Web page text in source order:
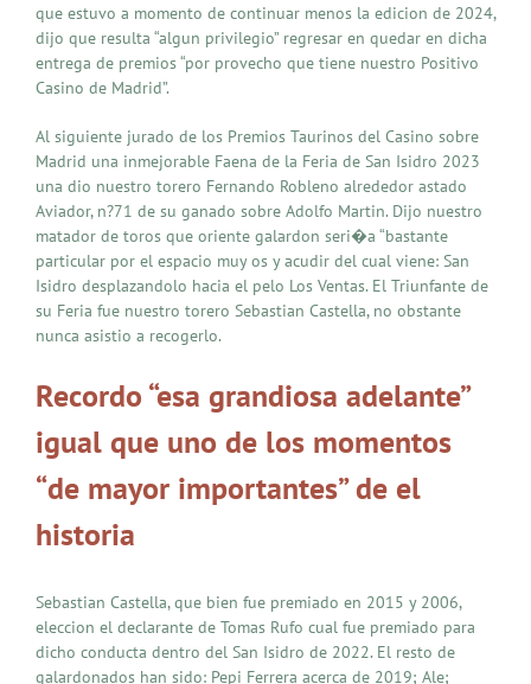
que estuvo a momento de continuar menos la edicion de 2024,
dijo que resulta “algun privilegio” regresar en quedar en dicha
entrega de premios “por provecho que tiene nuestro Positivo
Casino de Madrid”.
Al siguiente jurado de los Premios Taurinos del Casino sobre
Madrid una inmejorable Faena de la Feria de San Isidro 2023
una dio nuestro torero Fernando Robleno alrededor astado
Aviador, n?71 de su ganado sobre Adolfo Martin. Dijo nuestro
matador de toros que oriente galardon seri�a “bastante
particular por el espacio muy os y acudir del cual viene: San
Isidro desplazandolo hacia el pelo Los Ventas. El Triunfante de
su Feria fue nuestro torero Sebastian Castella, no obstante
nunca asistio a recogerlo.
Recordo “esa grandiosa adelante”
igual que uno de los momentos
“de mayor importantes” de el
historia
Sebastian Castella, que bien fue premiado en 2015 y 2006,
eleccion el declarante de Tomas Rufo cual fue premiado para
dicho conducta dentro del San Isidro de 2022. El resto de
galardonados han sido: Pepi Ferrera acerca de 2019; Ale;